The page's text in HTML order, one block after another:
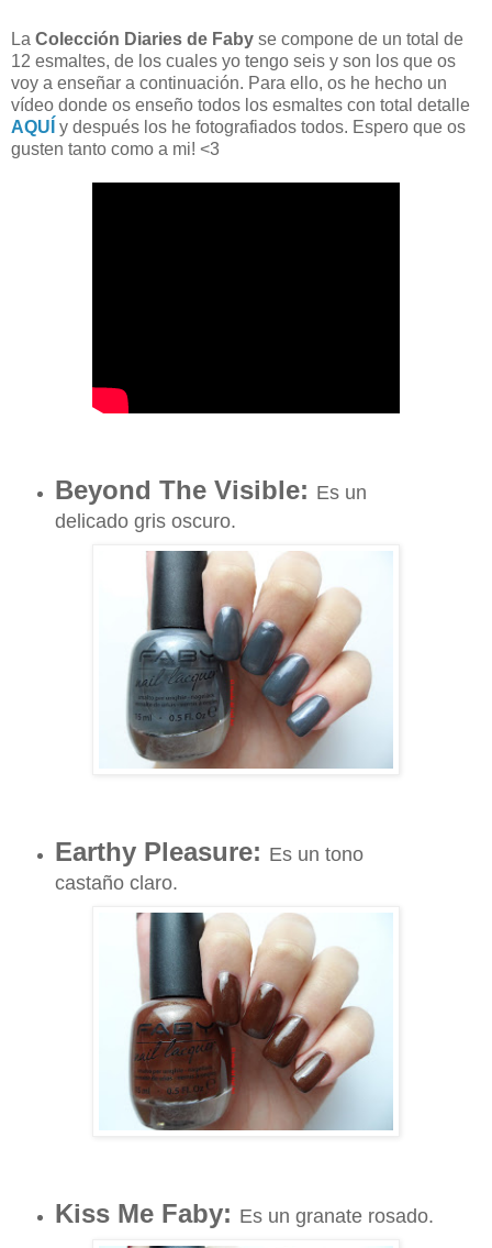
La Colección Diaries de Faby se compone de un total de
12 esmaltes, de los cuales yo tengo seis y son los que os
voy a enseñar a continuación. Para ello, os he hecho un
vídeo donde os enseño todos los esmaltes con total detalle
AQUÍ y después los he fotografiados todos. Espero que os
gusten tanto como a mi! <3
Beyond The Visible: Es un
delicado gris oscuro.
Earthy Pleasure: Es un tono
castaño claro.
Kiss Me Faby: Es un granate rosado.